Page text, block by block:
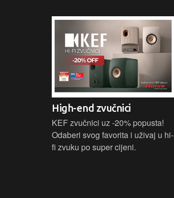
High-end zvučnici
KEF zvučnici uz -20% popusta!
Odaberi svog favorita i uživaj u hi-
fi zvuku po super cijeni.